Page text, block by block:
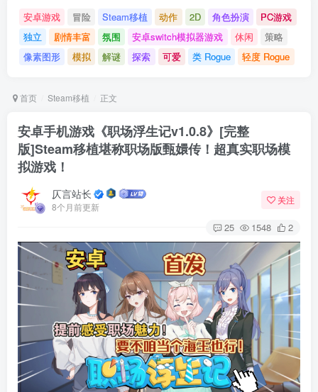
安卓游戏 冒险 Steam移植 动作 2D 角色扮演
PC游戏
独立
剧情丰富 氛围 安卓switch模拟器游戏 休闲
策略
像素图形
模拟 解谜 探索 可爱 类 Rogue 轻度 Rogue
首页 Steam移植 正文
安卓手机游戏《职场浮生记v1.0.8》[完整
版]Steam移植堪称职场版甄嬛传！超真实职场模
拟游戏！
仄言站长
8个月前更新
关注
25 1548 2